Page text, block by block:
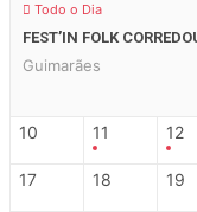
Todo o Dia
FEST’IN FOLK
Guimarães
10 11 12
17 18 19